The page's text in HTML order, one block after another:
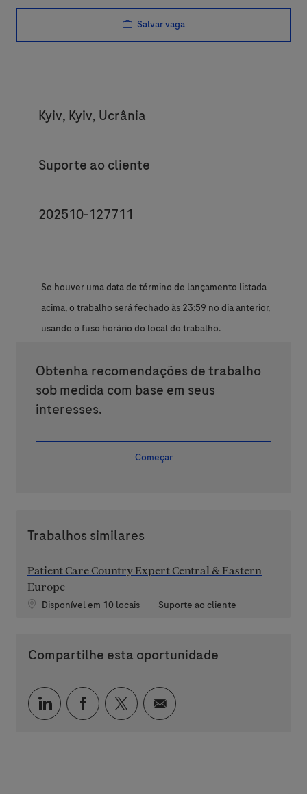
Salvar vaga
Location
Kyiv, Kyiv, Ucrânia
Category
Suporte ao cliente
JobId
202510-127711
Se houver uma data de término de lançamento listada
acima, o trabalho será fechado às 23:59 no dia anterior,
usando o fuso horário do local do trabalho.
Obtenha recomendações de trabalho
sob medida com base em seus
interesses.
Começar
Trabalhos similares
Patient Care Country Expert Central & Eastern
Europe
Disponível em 10 locais Categoria
Suporte ao cliente
Compartilhe esta oportunidade
Compartilhar via LinkedIn
Compartilhar via Facebook
Compartilhar via twitter
Compartilhar via e-